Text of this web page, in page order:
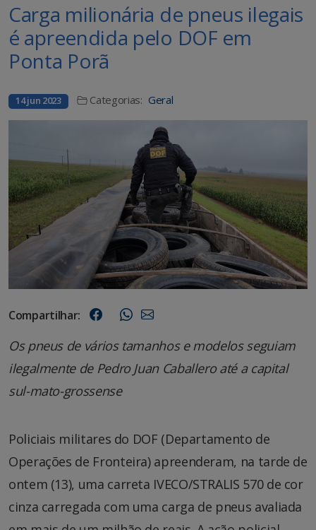
Carga milionária de pneus ilegais
é apreendida pelo DOF em
Ponta Porã
14 jun 2023 Categorias: Geral
Compartilhar:
Os pneus de vários tamanhos e modelos seguiam
ilegalmente de Pedro Juan Caballero até a capital
sul-mato-grossense
Policiais militares do DOF (Departamento de
Operações de Fronteira) apreenderam, na tarde de
ontem (13), uma carreta IVECO/STRALIS 570 de cor
cinza carregada com uma carga de pneus avaliada